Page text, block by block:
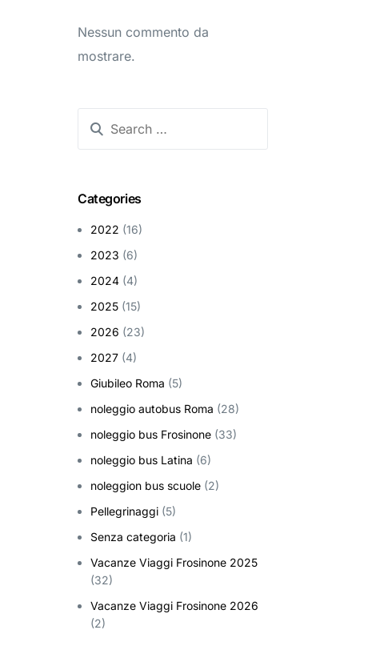
Nessun commento da
mostrare.
Categories
2022 (16)
2023 (6)
2024 (4)
2025 (15)
2026 (23)
2027 (4)
Giubileo Roma (5)
noleggio autobus Roma (28)
noleggio bus Frosinone (33)
noleggio bus Latina (6)
noleggion bus scuole (2)
Pellegrinaggi (5)
Senza categoria (1)
Vacanze Viaggi Frosinone 2025
(32)
Vacanze Viaggi Frosinone 2026
(2)